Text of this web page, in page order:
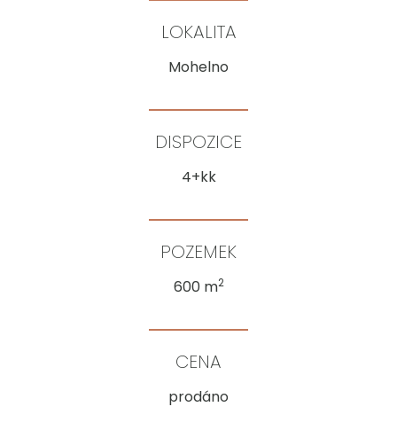
LOKALITA
Mohelno
DISPOZICE
4+kk
POZEMEK
600 m2
CENA
prodáno